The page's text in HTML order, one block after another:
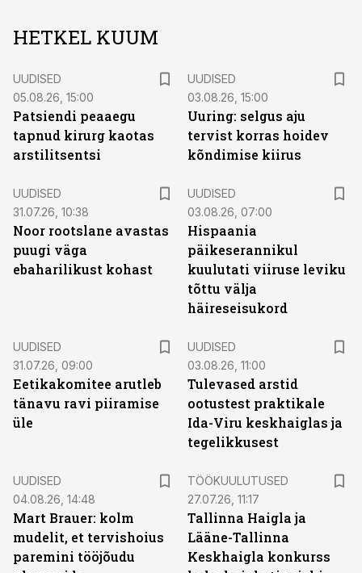
HETKEL KUUM
UUDISED
05.08.26, 15:00
Patsiendi peaaegu
tapnud kirurg kaotas
arstilitsentsi
UUDISED
03.08.26, 15:00
Uuring: selgus aju
tervist korras hoidev
kõndimise kiirus
UUDISED
31.07.26, 10:38
Noor rootslane avastas
puugi väga
ebaharilikust kohast
UUDISED
03.08.26, 07:00
Hispaania
päikeserannikul
kuulutati viiruse leviku
tõttu välja
häireseisukord
UUDISED
31.07.26, 09:00
Eetikakomitee arutleb
tänavu ravi piiramise
üle
UUDISED
03.08.26, 11:00
Tulevased arstid
ootustest praktikale
Ida-Viru keskhaiglas ja
tegelikkusest
UUDISED
04.08.26, 14:48
Mart Brauer: kolm
mudelit, et tervishoius
paremini tööjõudu
TÖÖKUULUTUSED
27.07.26, 11:17
Tallinna Haigla ja
Lääne-Tallinna
Keskhaigla konkurss